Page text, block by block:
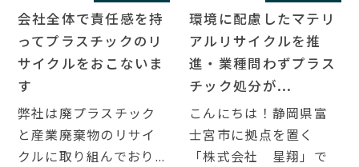
会社全体で責任感を持
ってプラスチックのリ
サイクルをおこないま
す
弊社は廃プラスチック
と産業廃棄物のリサイ
クルに取り組んでおり...
環境に配慮したマテリ
アルリサイクルを推
進・業種問わずプラス
チック処分が...
こんにちは！静岡県富
士宮市に拠点を置く
「株式会社 星翔」で